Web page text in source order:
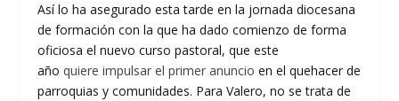
Así lo ha asegurado esta tarde en la jornada diocesana
de formación con la que ha dado comienzo de forma
oficiosa el nuevo curso pastoral, que este
añoquiere impulsar el primer anuncio en el quehacer de
parroquias y comunidades. Para Valero, no se trata de